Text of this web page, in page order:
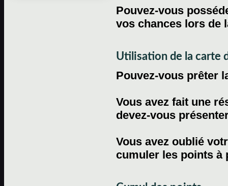
Pouvez-vous
vos chances lors de
Utilisation de la carte
Pouvez-vous prêter
Vous avez fait une
devez-vous
Vous avez oublié
cumuler les points